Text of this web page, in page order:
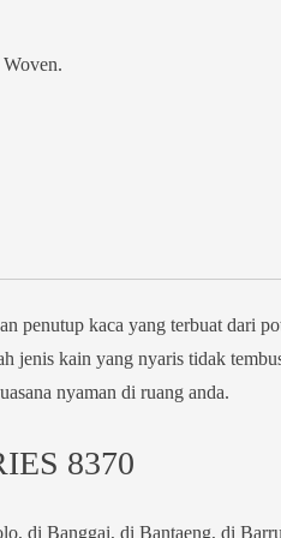
kaca yang terbuat dari
jenis kain yang nyaris tidak
nyaman di ruang anda.
8370
di Banggai, di Bantaeng, di